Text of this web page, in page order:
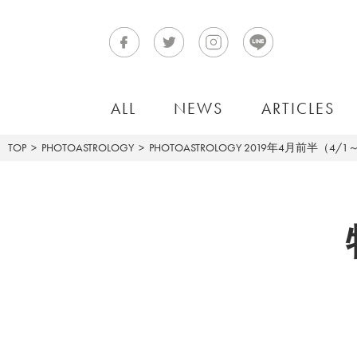
ALL NEWS ARTICLES
TOP PHOTOASTROLOGY PHOTOASTROLOGY 2019年4月前半（4/1